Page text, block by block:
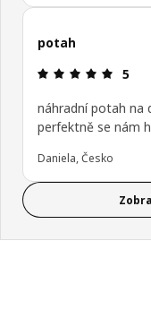
potah
5
náhradní potah na
perfektně se nám
Daniela, Česko